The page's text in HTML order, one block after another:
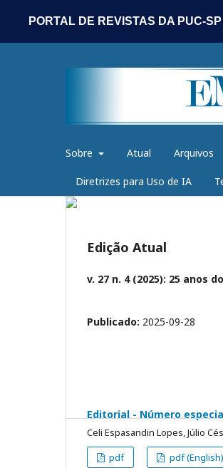
Sobre Atual Arquivos
Diretrizes para Uso de IA
Edição Atual
v. 27 n. 4 (2025): 25 anos
Publicado: 2025-09-28
Editorial - Número
Celi Espasandin Lopes, Júlio
pdf
pdf (English)
PORTAL DE REVISTAS DA PUC-SP